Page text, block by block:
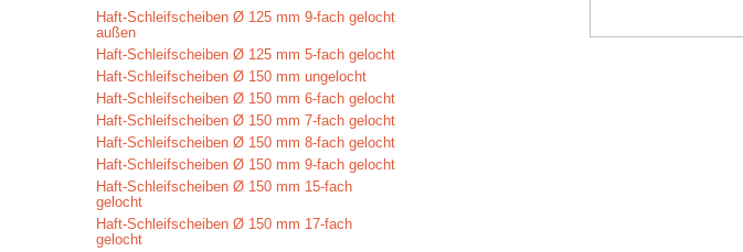
Haft-Schleifscheiben Ø 125 mm 9-fach gelocht
außen
Haft-Schleifscheiben Ø 125 mm 5-fach gelocht
Haft-Schleifscheiben Ø 150 mm ungelocht
Haft-Schleifscheiben Ø 150 mm 6-fach gelocht
Haft-Schleifscheiben Ø 150 mm 7-fach gelocht
Haft-Schleifscheiben Ø 150 mm 8-fach gelocht
Haft-Schleifscheiben Ø 150 mm 9-fach gelocht
Haft-Schleifscheiben Ø 150 mm 15-fach
gelocht
Haft-Schleifscheiben Ø 150 mm 17-fach
gelocht